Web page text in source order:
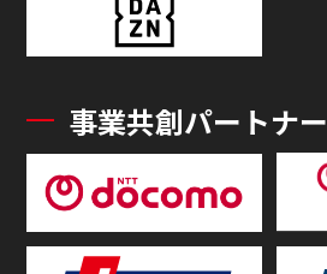
事業共創パートナー